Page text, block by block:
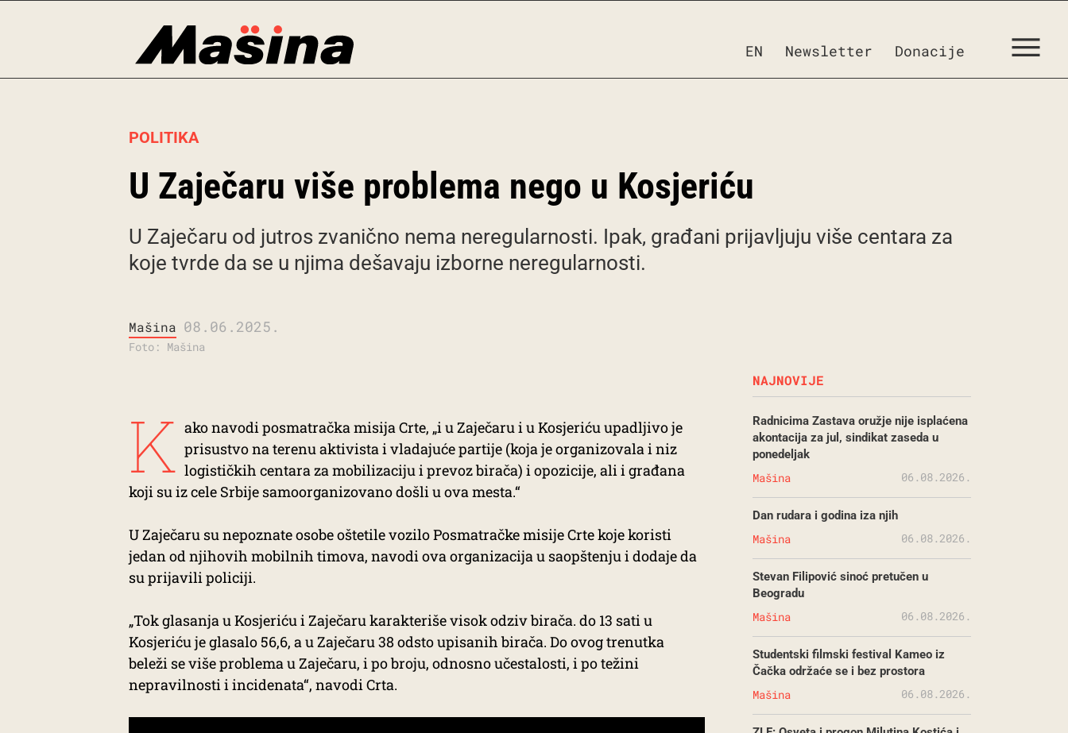
EN Newsletter Donacije
POLITIKA
U Zaječaru više problema nego u Kosjeriću
U Zaječaru od jutros zvanično nema neregularnosti. Ipak, građani prijavljuju više centara za
koje tvrde da se u njima dešavaju izborne neregularnosti.
Mašina 08.06.2025.
Foto: Mašina
K ako navodi posmatračka misija Crte, „i u Zaječaru i u Kosjeriću upadljivo je
prisustvo na terenu aktivista i vladajuće partije (koja je organizovala i niz
logističkih centara za mobilizaciju i prevoz birača) i opozicije, ali i građana
koji su iz cele Srbije samoorganizovano došli u ova mesta.“
U Zaječaru su nepoznate osobe oštetile vozilo Posmatračke misije Crte koje koristi
jedan od njihovih mobilnih timova, navodi ova organizacija u saopštenju i dodaje da
su prijavili policiji.
„Tok glasanja u Kosjeriću i Zaječaru karakteriše visok odziv birača. do 13 sati u
Kosjeriću je glasalo 56,6, a u Zaječaru 38 odsto upisanih birača. Do ovog trenutka
beleži se više problema u Zaječaru, i po broju, odnosno učestalosti, i po težini
nepravilnosti i incidenata“, navodi Crta.
NAJNOVIJE
Radnicima Zastava oružje nije isplaćena
akontacija za jul, sindikat zaseda u
ponedeljak
Mašina 06.08.2026.
Dan rudara i godina iza njih
Mašina 06.08.2026.
Stevan Filipović sinoć pretučen u
Beogradu
Mašina 06.08.2026.
Studentski filmski festival Kameo iz
Čačka održaće se i bez prostora
Mašina 06.08.2026.